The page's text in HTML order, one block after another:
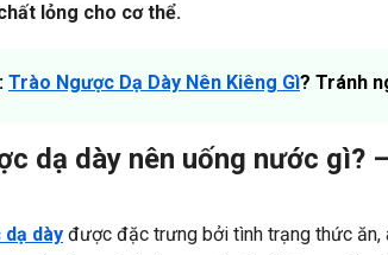
lỏng cho cơ thể.
Trào Ngược Dạ Dày Nên Kiêng Gì? Tránh
dạ dày nên uống nước gì?
dày được đặc trưng bởi tình trạng thức